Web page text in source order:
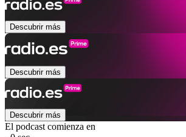
Descubrir más
Descubrir más
Descubrir más
El podcast comienza en